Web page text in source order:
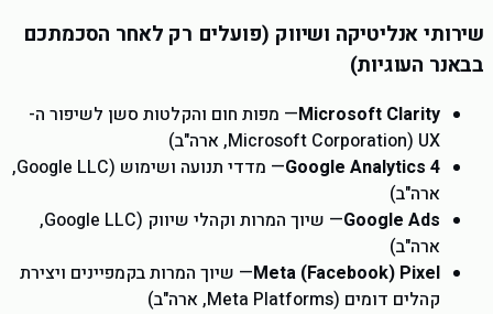
שירותי אנליטיקה ושיווק (פועלים רק לאחר הסכמתכם
בבאנר העוגיות)
Microsoft Clarity— מפות חום והקלטות סשן לשיפור ה-
UX (Microsoft Corporation, ארה"ב)
Google Analytics 4
— מדדי תנועה ושימוש (Google LLC,
ארה"ב)
Google Ads
— שיוך המרות וקהלי שיווק (Google LLC,
ארה"ב)
Meta (Facebook) Pixel— שיוך המרות בקמפיינים ויצירת
קהלים דומים (Meta Platforms, ארה"ב)